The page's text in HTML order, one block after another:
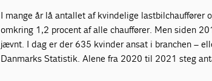
I mange år lå antallet af kvindelige
omkring 1,2 procent af alle chauffører. Men siden
jævnt. I dag er der 635 kvinder ansat i branchen –
Danmarks Statistik. Alene fra 2020 til 2021 steg